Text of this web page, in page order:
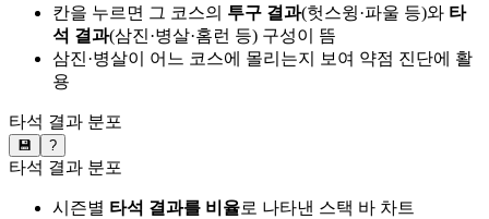
칸을 누르면 그 코스의 투구 결과(헛스윙·파울 등)와 타
석 결과(삼진·병살·홈런 등) 구성이 뜸
삼진·병살이 어느 코스에 몰리는지 보여 약점 진단에 활
용
타석 결과 분포
💾 ?
타석 결과 분포
시즌별 타석 결과를 비율로 나타낸 스택 바 차트